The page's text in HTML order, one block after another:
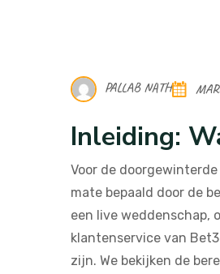
PALLAB NATH
Inleiding:
Voor de
mate bepaald door de
een live weddenschap,
klantenservice van
zijn. We bekijken de